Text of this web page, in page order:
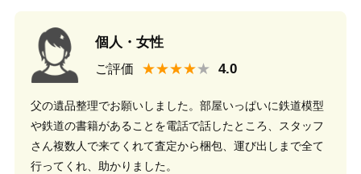
個人・女性
ご評価 ★★★★
父の遺品整理でお願いしました。部屋いっぱいに鉄道模型
や鉄道の書籍があることを電話で話したところ、スタッフ
さん複数人で来てくれて査定から梱包、運び出しまで全て
行ってくれ、助かりました。